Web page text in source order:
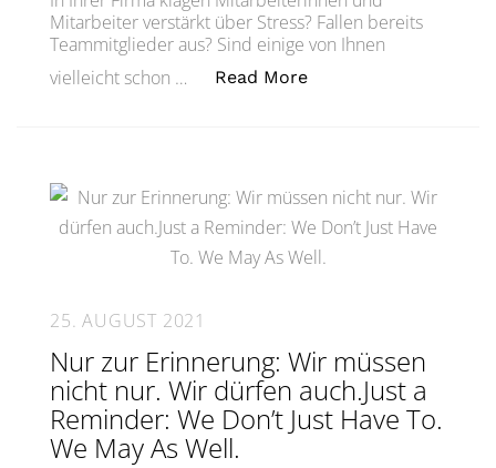
Mitarbeiter verstärkt über Stress? Fallen bereits
Teammitglieder aus? Sind einige von Ihnen
vielleicht schon …
Read More„Burnout im
25. AUGUST 2021
Nur zur Erinnerung: Wir müssen
nicht nur. Wir dürfen auch.Just a
Reminder: We Don’t Just Have To.
We May As Well.